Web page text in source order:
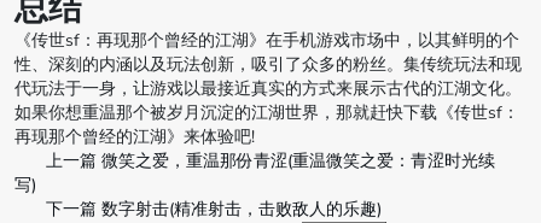
《传世sf：再现那个曾经的江湖》在手机游戏市场中，以其鲜明的个
性、深刻的内涵以及玩法创新，吸引了众多的粉丝。集传统玩法和现
代玩法于一身，让游戏以最接近真实的方式来展示古代的江湖文化。
如果你想重温那个被岁月沉淀的江湖世界，那就赶快下载《传世sf：
再现那个曾经的江湖》来体验吧!
上一篇 微笑之爱，重温那份青涩(重温微笑之爱：青涩时光续
写)
下一篇 数字射击(精准射击，击败敌人的乐趣)